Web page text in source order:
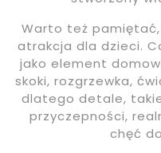
Warto też
atrakcja dla dzieci.
jako element
skoki, rozgrzewka,
dlatego detale,
przyczepności,
chęć